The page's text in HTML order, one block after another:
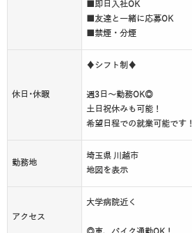
■即日入社OK
■友達と一緒に応募OK
■禁煙・分煙
休日･休暇
♦シフト制♦
週3日～勤務OK◎
土日祝休みも可能！
希望日程での就業可能です！
勤務地
埼玉県 川越市
地図を表示
アクセス
大学病院近く